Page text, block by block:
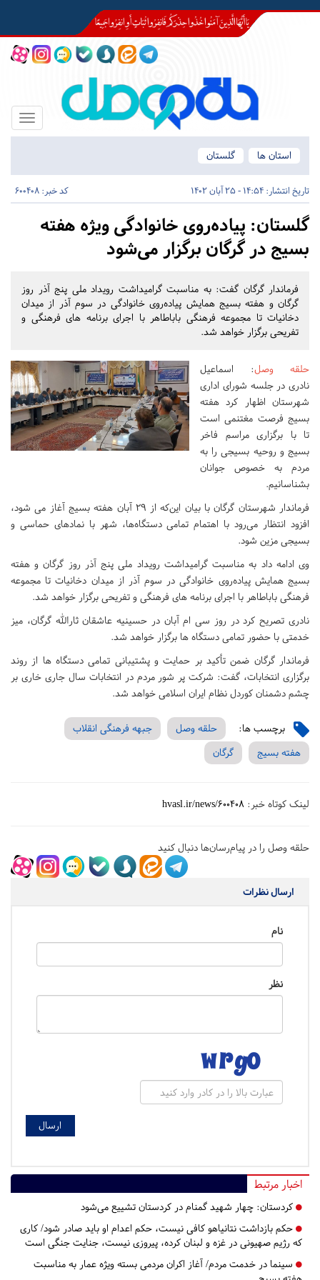
Toggle
استان ها
گلستان
تاریخ انتشار: 14:54 - 25 آبان 1402 کد خبر: 600408
گلستان: پیاده‌روی خانوادگی ویژه هفته
بسیج در گرگان برگزار می‌شود
فرماندار گرگان گفت: به مناسبت گرامیداشت رویداد ملی پنج آذر روز
گرگان و هفته بسیج همایش پیاده‌روی خانوادگی در سوم آذر از میدان
دخانیات تا مجموعه فرهنگی باباطاهر با اجرای برنامه های فرهنگی و
تفریحی برگزار خواهد شد.
حلقه وصل: اسماعیل
نادری در جلسه شورای اداری
شهرستان اظهار کرد هفته
بسیج فرصت مغتنمی است
تا با برگزاری مراسم فاخر
بسیج و روحیه بسیجی را به
مردم به خصوص جوانان
بشناسانیم.
فرماندار شهرستان گرگان با بیان این‌که از ۲۹ آبان هفته بسیج آغاز می شود،
افزود انتظار می‌رود با اهتمام تمامی دستگاه‌ها، شهر با نمادهای حماسی و
بسیجی مزین شود.
وی ادامه داد به مناسبت گرامیداشت رویداد ملی پنج آذر روز گرگان و هفته
بسیج همایش پیاده‌روی خانوادگی در سوم آذر از میدان دخانیات تا مجموعه
فرهنگی باباطاهر با اجرای برنامه های فرهنگی و تفریحی برگزار خواهد شد.
نادری تصریح کرد در روز سی ام آبان در حسینیه عاشقان ثارالله گرگان، میز
خدمتی با حضور تمامی دستگاه ها برگزار خواهد شد.
فرماندار گرگان ضمن تأکید بر حمایت و پشتیبانی تمامی دستگاه ها از روند
برگزاری انتخابات، گفت: شرکت پر شور مردم در انتخابات سال جاری خاری بر
چشم دشمنان کوردل نظام ایران اسلامی خواهد شد.
برچسب ها: حلقه وصل
جبهه فرهنگی انقلاب
هفته بسیج
گرگان
لینک کوتاه خبر: hvasl.ir/news/600408
حلقه وصل را در پیام‌رسان‌ها دنبال کنید
ارسال نظرات
نام
نظر
اخبار مرتبط
کردستان: چهار شهید گمنام در کردستان تشییع می‌شود
حکم بازداشت نتانیاهو کافی نیست، حکم اعدام او باید صادر شود/ کاری
که رژیم صهیونی در غزه و لبنان کرده، پیروزی نیست، جنایت جنگی است
سینما در خدمت مردم/ آغاز اکران مردمی بسته ویژه عمار به مناسبت